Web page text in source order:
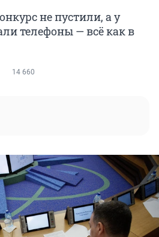
не пустили, а у
телефоны — всё как в
14 660